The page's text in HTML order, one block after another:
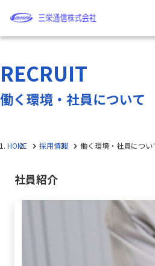
RECRUIT
働く環境・社員について
HOME 採用情報 働く環境・社員につい
社員紹介